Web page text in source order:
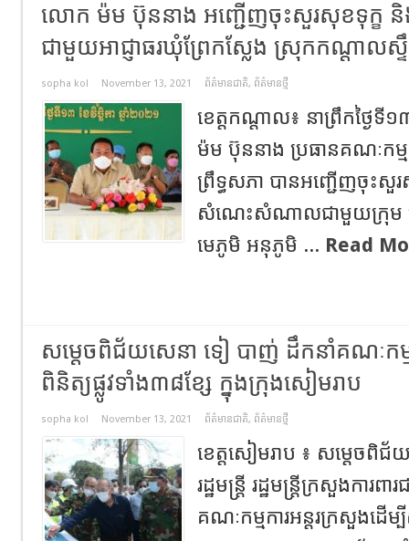
លោក ម៉ម ប៊ុននាង អញ្ជើញចុះសួរសុខទុក្
ជាមួយអាជ្ញាធរឃុំព្រែកស្លែង ស្រុកកណ្តាលស្
sopha kol November 13, 2021 ព័ត៌មានជាតិ, ព័ត៌មានថ្មី
ខេត្តកណ្តាល៖ នាព្រឹកថ្ងៃទី
ម៉ម ប៊ុននាង ប្រធានគណៈកម្ម
ព្រឹទ្ធសភា បានអញ្ជើញចុះសួ
សំណេះសំណាលជាមួយក្រុម ប្
មេភូមិ អនុភូមិ ... Read
សម្ដេចពិជ័យសេនា ទៀ បាញ់ ដឹកនាំគណៈកម្ម
ពិនិត្យផ្លូវទាំង៣៨ខ្សែ ក្នុងក្រុងសៀមរាប
sopha kol November 13, 2021 ព័ត៌មានជាតិ, ព័ត៌មានថ្មី
ខេត្តសៀមរាប ៖ សម្តេចពិ
រដ្ឋមន្រ្តី រដ្ឋមន្រ្តីក្រសួងការព
គណៈកម្មការអន្តរក្រសួងដើ